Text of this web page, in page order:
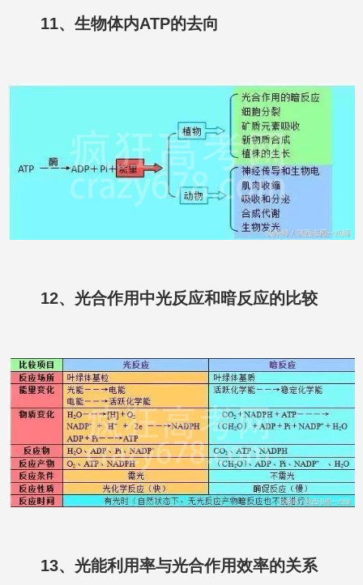
11、生物体内ATP的去向
12、光合作用中光反应和暗反应的比较
13、光能利用率与光合作用效率的关系